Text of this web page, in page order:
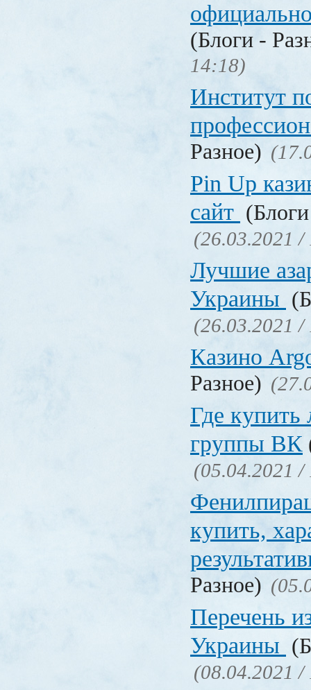
(Блоги -
14:18)
Институт
Разное)
Pin Up
сайт
(26.03.2021 /
Лучшие
Украины
(26.03.2021 /
Казино
Разное)
Где купить
группы ВК
(05.04.2021 /
купить,
Разное)
Перечень
Украины
(08.04.2021 /